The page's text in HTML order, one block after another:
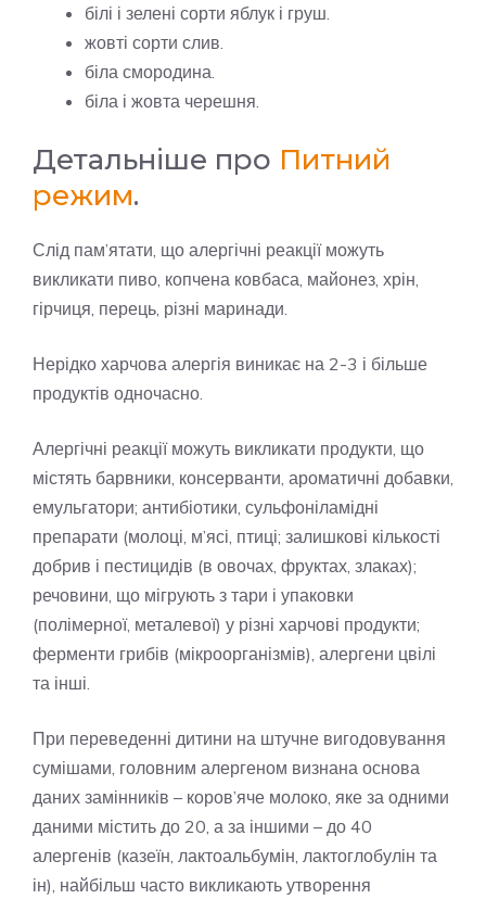
білі і зелені сорти яблук і груш.
жовті сорти слив.
біла смородина.
біла і жовта черешня.
Детальніше про Питний
режим.
Слід пам’ятати, що алергічні реакції можуть
викликати пиво, копчена ковбаса, майонез, хрін,
гірчиця, перець, різні маринади.
Нерідко харчова алергія виникає на 2-3 і більше
продуктів одночасно.
Алергічні реакції можуть викликати продукти, що
містять барвники, консерванти, ароматичні добавки,
емульгатори; антибіотики, сульфоніламідні
препарати (молоці, м’ясі, птиці; залишкові кількості
добрив і пестицидів (в овочах, фруктах, злаках);
речовини, що мігрують з тари і упаковки
(полімерної, металевої) у різні харчові продукти;
ферменти грибів (мікроорганізмів), алергени цвілі
та інші.
При переведенні дитини на штучне вигодовування
сумішами, головним алергеном визнана основа
даних замінників – коров’яче молоко, яке за одними
даними містить до 20, а за іншими – до 40
алергенів (казеїн, лактоальбумін, лактоглобулін та
ін), найбільш часто викликають утворення